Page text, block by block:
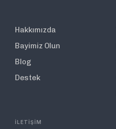
Hakkımızda
Bayimiz Olun
Blog
Destek
İLETİŞİM